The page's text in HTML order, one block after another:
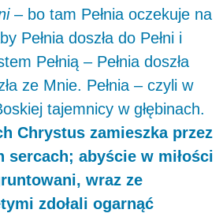
– bo tam Pełnia oczekuje na
Pełnia doszła do Pełni i
Pełnią – Pełnia doszła
ze Mnie. Pełnia – czyli w
tajemnicy w głębinach.
Chrystus zamieszka przez
sercach; abyście w miłości
wraz ze
zdołali ogarnąć